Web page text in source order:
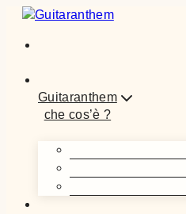
Salta
contenuto
Guitaranthem
che cos’è ?